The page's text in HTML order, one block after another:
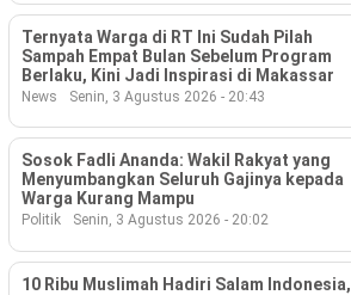
Ternyata Warga di RT Ini Sudah Pilah
Sampah Empat Bulan Sebelum Program
Berlaku, Kini Jadi Inspirasi di Makassar
News Senin, 3 Agustus 2026 - 20:43
Sosok Fadli Ananda: Wakil Rakyat yang
Menyumbangkan Seluruh Gajinya kepada
Warga Kurang Mampu
Politik Senin, 3 Agustus 2026 - 20:02
10 Ribu Muslimah Hadiri Salam Indonesia,